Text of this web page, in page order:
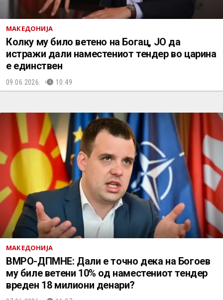
МАКЕДОНИЈА
Колку му било ветено на Богац, ЈО да
истражи дали наместениот тендер во царина
е единствен
09.06.2026. 10:49
МАКЕДОНИЈА
ВМРО-ДПМНЕ: Дали е точно дека на Богоев
му биле ветени 10% од наместениот тендер
вреден 18 милиони денари?